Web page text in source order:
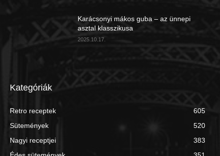
Karácsonyi mákos guba – az ünnepi
asztal klasszikusa
2025.10.17.
Kategóriák
Retro receptek
605
Sütemények
520
Nagyi receptjei
383